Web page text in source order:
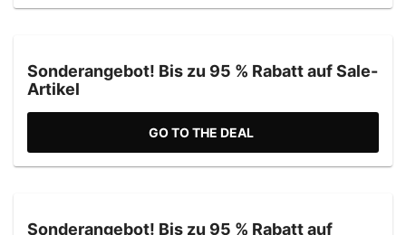
Sonderangebot! Bis zu 95 % Rabatt auf Sale-
Artikel
GO TO THE DEAL
Sonderangebot! Bis zu 95 % Rabatt auf